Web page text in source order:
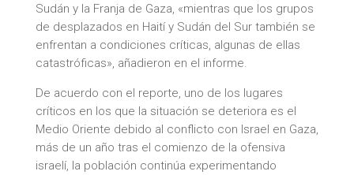
Sudán y la Franja de Gaza, «mientras que los grupos
de desplazados en Haití y Sudán del Sur también se
enfrentan a condiciones críticas, algunas de ellas
catastróficas», añadieron en el informe.
De acuerdo con el reporte, uno de los lugares
críticos en los que la situación se deteriora es el
Medio Oriente debido al conflicto con Israel en Gaza,
más de un año tras el comienzo de la ofensiva
israelí, la población continúa experimentando